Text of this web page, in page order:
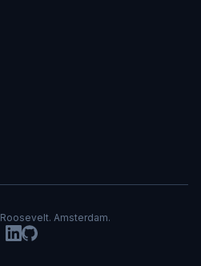
Roosevelt. Amsterdam.